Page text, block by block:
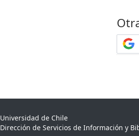
Universidad de Chile
Dirección de Servicios de Información y